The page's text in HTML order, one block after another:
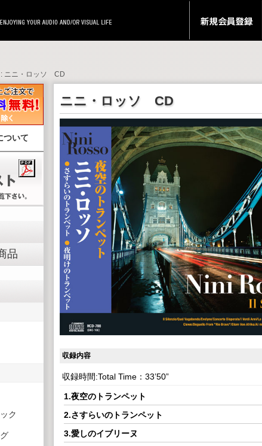
ニニ・ロッソ CD
ついて
品
ク
ニニ・ロッソ CD
収録内容
収録時間:Total Time：33’50”
1.夜空のトランペット
2.さすらいのトランペット
3.愛しのイブリーヌ